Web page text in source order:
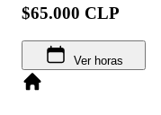
$65.000 CLP
Ver horas